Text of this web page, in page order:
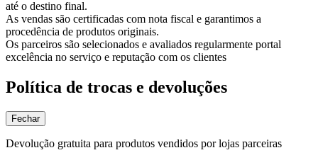
até o destino final.
As vendas são certificadas com nota fiscal e garantimos a
procedência de produtos originais.
Os parceiros são selecionados e avaliados regularmente portal
excelência no serviço e reputação com os clientes
Política de trocas e devoluções
Fechar
Devolução gratuita para produtos vendidos por lojas parceiras